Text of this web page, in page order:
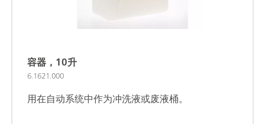
容器，10升
6.1621.000
用在自动系统中作为冲洗液或废液桶。